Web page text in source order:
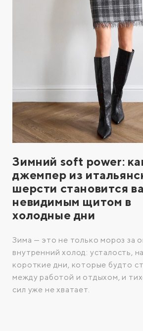
Зимний soft power:
джемпер из
шерсти становится
невидимым щитом в
холодные дни
Зима — это не только мороз за
внутренний холод: усталость,
короткие дни, которые будто
между работой и отдыхом, и
сил уже не хватает.